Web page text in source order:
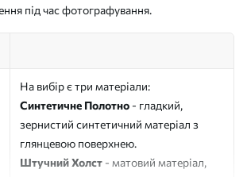
під час фотографування.
На вибір є три матеріали:
Синтетичне Полотно - гладкий,
зернистий синтетичний матеріал з
глянцевою поверхнею.
Штучний Холст - матовий матеріал,